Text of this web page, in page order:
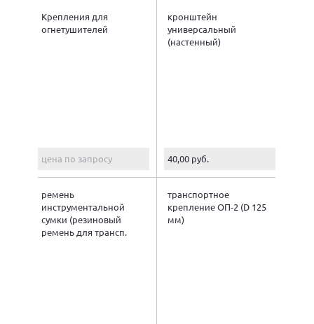
Крепления для
огнетушителей
цена по запросу
кронштейн
универсальный
(настенный)
40,00 руб.
ремень
инструментальной
сумки (резиновый
ремень для трансп.
транспортное
крепление ОП-2 (D 125
мм)